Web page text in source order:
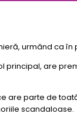
urmând ca
principal, are
are parte de
scandaloase.